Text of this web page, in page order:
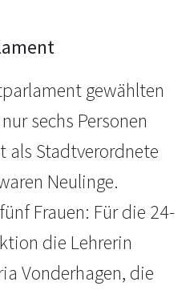
gewählten
sechs Personen
als Stadtverordnete
Neulinge.
Frauen: Für die 24-
die Lehrerin
Vonderhagen, die